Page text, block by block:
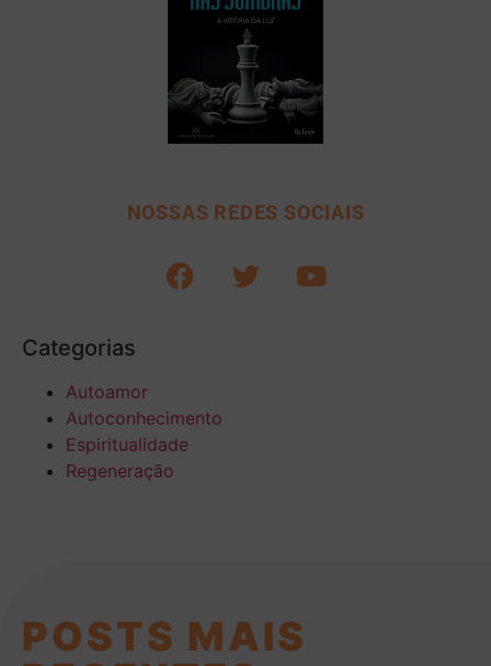
NOSSAS REDES SOCIAIS
Categorias
Autoamor
Autoconhecimento
Espiritualidade
Regeneração
POSTS MAIS